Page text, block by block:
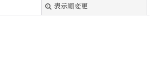
表示順変更